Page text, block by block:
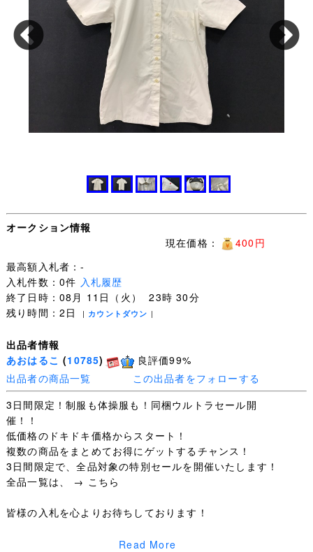
オークション情報
現在価格：
400円
最高額入札者：-
入札件数：0件 入札履歴
終了日時：08月 11日（火） 23時 30分
残り時間：2日
| カウントダウン |
出品者情報
あおはるこ (10785)
良評価99%
出品者の商品一覧
この出品者をフォローする
3日間限定！制服も体操服も！同梱ウルトラセール開
催！！
低価格のドキドキ価格からスタート！
複数の商品をまとめてお得にゲットするチャンス！
3日間限定で、全品対象の特別セールを開催いたします！
全品一覧は、 → こちら
皆様の入札を心よりお待ちしております！
Read More